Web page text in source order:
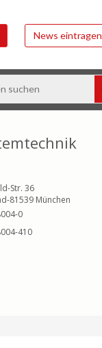
News eintragen
Str. 36
81539 München
0
410